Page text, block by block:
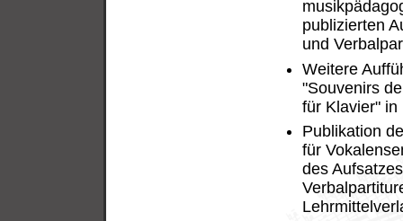
publizierten
und
Weitere
"Souvenirs
für Klavier"
Publikation
für
des